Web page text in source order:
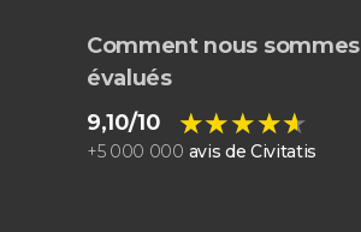
Comment nous sommes
évalués
9,10/10
★★★★★
★★★★★
+5 000 000 avis de Civitatis